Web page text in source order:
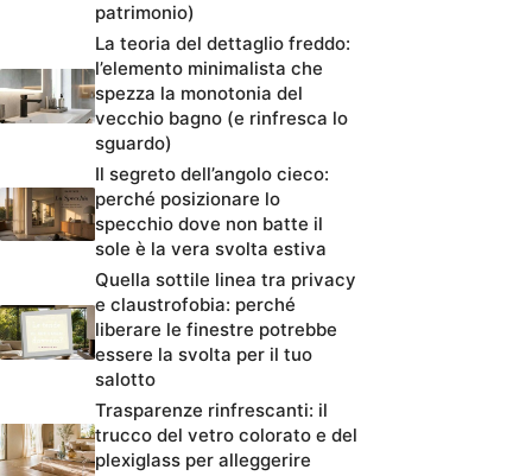
patrimonio)
La teoria del dettaglio freddo:
l’elemento minimalista che
spezza la monotonia del
vecchio bagno (e rinfresca lo
sguardo)
Il segreto dell’angolo cieco:
perché posizionare lo
specchio dove non batte il
sole è la vera svolta estiva
Quella sottile linea tra privacy
e claustrofobia: perché
liberare le finestre potrebbe
essere la svolta per il tuo
salotto
Trasparenze rinfrescanti: il
trucco del vetro colorato e del
plexiglass per alleggerire